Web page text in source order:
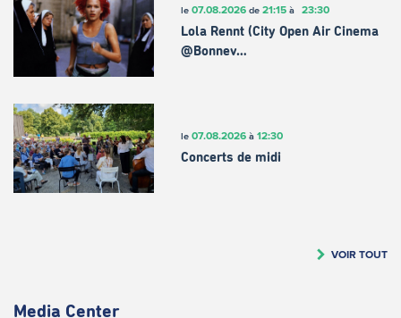
le 07.08.2026de 21:15à 23:30
Lola Rennt (City Open Air Cinema
@Bonnev…
le 07.08.2026à 12:30
Concerts de midi
VOIR TOUT
Media Center